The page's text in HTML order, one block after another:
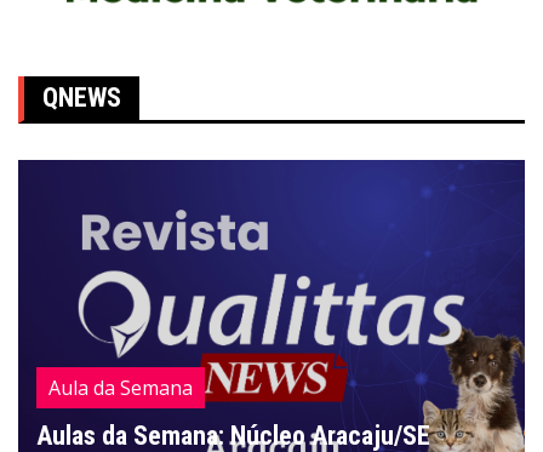
QNEWS
Aula da Semana
Aulas da Semana: Núcleo Aracaju/SE